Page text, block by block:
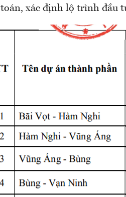
toán, xác định lộ trình đầu